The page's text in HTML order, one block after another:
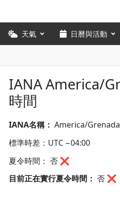
天氣 日曆與活動
IANA America/
時間
IANA名稱： America/Grenada
標準時差：UTC −04:00
夏令時間： 否 ❌
目前正在實行夏令時間： 否 ❌